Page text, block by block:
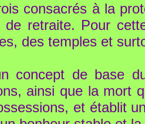
consacrés à la
retraite. Pour
des temples et
concept de base
ainsi que la mort
et établit